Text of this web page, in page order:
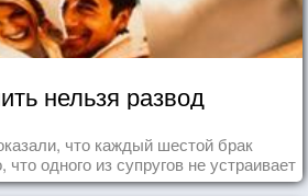
нельзя развод
что каждый шестой брак
что одного из супругов не устраивает
выпала ему в семье.